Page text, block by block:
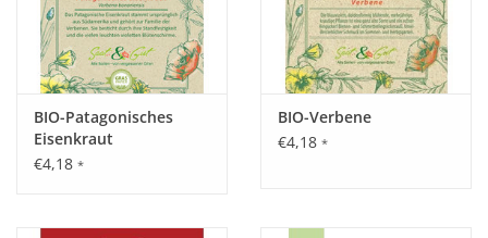
BIO-Patagonisches
Eisenkraut
€4,18 *
BIO-Verbene
€4,18 *